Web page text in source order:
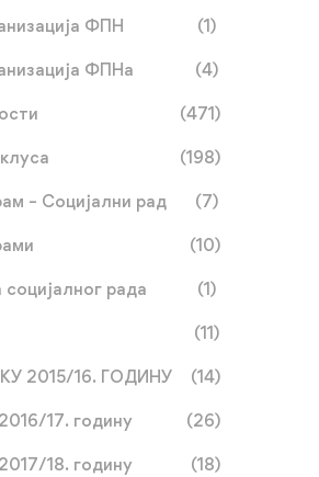
ФПН (1)
ФПНа (4)
(471)
(198)
– Социјални рад (7)
(10)
рада (1)
(11)
2015/16. ГОДИНУ (14)
17. годину (26)
18. годину (18)